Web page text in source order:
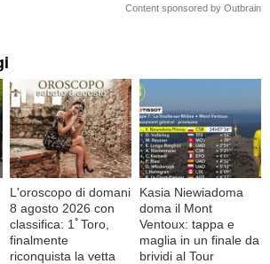
Content sponsored by Outbrain
L'oroscopo di domani
8 agosto 2026 con
classifica: 1ﾟToro,
finalmente
riconquista la vetta
Kasia Niewiadoma
doma il Mont
Ventoux: tappa e
maglia in un finale da
brividi al Tour